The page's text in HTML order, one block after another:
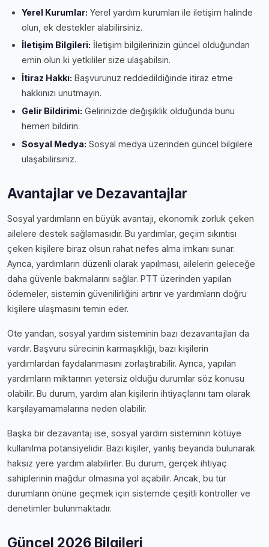
Yerel Kurumlar: Yerel yardım kurumları ile iletişim halinde
olun, ek destekler alabilirsiniz.
İletişim Bilgileri: İletişim bilgilerinizin güncel olduğundan
emin olun ki yetkililer size ulaşabilsin.
İtiraz Hakkı: Başvurunuz reddedildiğinde itiraz etme
hakkınızı unutmayın.
Gelir Bildirimi: Gelirinizde değişiklik olduğunda bunu
hemen bildirin.
Sosyal Medya: Sosyal medya üzerinden güncel bilgilere
ulaşabilirsiniz.
Avantajlar ve Dezavantajlar
Sosyal yardımların en büyük avantajı, ekonomik zorluk çeken
ailelere destek sağlamasıdır. Bu yardımlar, geçim sıkıntısı
çeken kişilere biraz olsun rahat nefes alma imkanı sunar.
Ayrıca, yardımların düzenli olarak yapılması, ailelerin geleceğe
daha güvenle bakmalarını sağlar. PTT üzerinden yapılan
ödemeler, sistemin güvenilirliğini artırır ve yardımların doğru
kişilere ulaşmasını temin eder.
Öte yandan, sosyal yardım sisteminin bazı dezavantajları da
vardır. Başvuru sürecinin karmaşıklığı, bazı kişilerin
yardımlardan faydalanmasını zorlaştırabilir. Ayrıca, yapılan
yardımların miktarının yetersiz olduğu durumlar söz konusu
olabilir. Bu durum, yardım alan kişilerin ihtiyaçlarını tam olarak
karşılayamamalarına neden olabilir.
Başka bir dezavantaj ise, sosyal yardım sisteminin kötüye
kullanılma potansiyelidir. Bazı kişiler, yanlış beyanda bulunarak
haksız yere yardım alabilirler. Bu durum, gerçek ihtiyaç
sahiplerinin mağdur olmasına yol açabilir. Ancak, bu tür
durumların önüne geçmek için sistemde çeşitli kontroller ve
denetimler bulunmaktadır.
Güncel 2026 Bilgileri